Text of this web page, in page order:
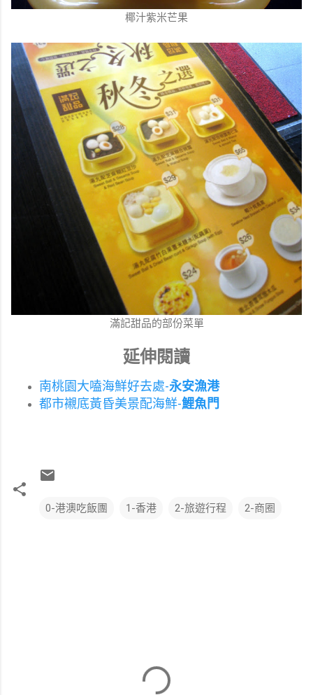
椰汁紫米芒果
滿記甜品的部份菜單
延伸閱讀
南桃園大嗑海鮮好去處-永安漁港
都市襯底黃昏美景配海鮮-鯉魚門
0-港澳吃飯團 1-香港 2-旅遊行程 2-商圈